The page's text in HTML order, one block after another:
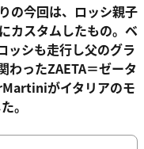
の今回は、ロッシ親子
カスタムしたもの。ベ
ッシも走行し父のグラ
わったZAETA＝ゼータ
がイタリアのモ
。